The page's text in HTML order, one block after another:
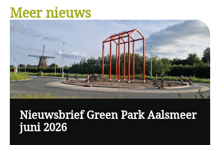
Meer nieuws
Nieuwsbrief Green Park Aalsmeer
juni 2026